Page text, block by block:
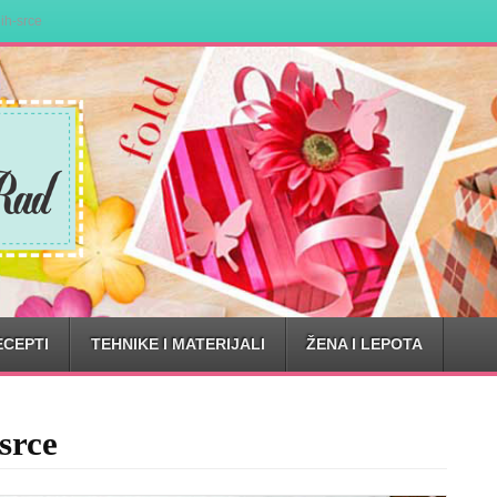
srce
TEHNIKE I MATERIJALI ŽENA I LEPOTA